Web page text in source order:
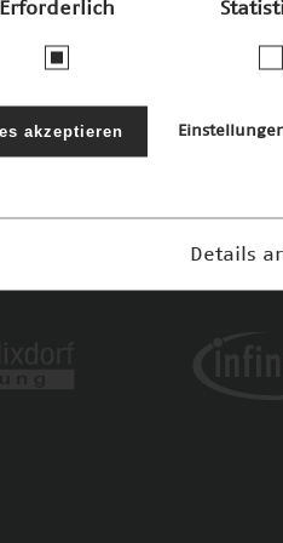
Erforderlich
akzeptieren
Details